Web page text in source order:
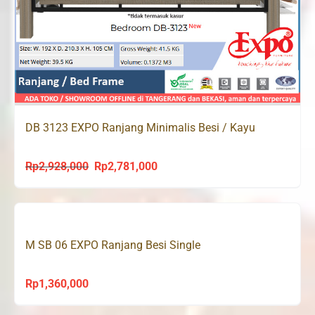
DB 3123 EXPO Ranjang Minimalis Besi / Kayu
Rp2,928,000
Original
was:
Rp2,781,000Current
is:
M SB 06 EXPO Ranjang Besi Single
Rp1,360,000